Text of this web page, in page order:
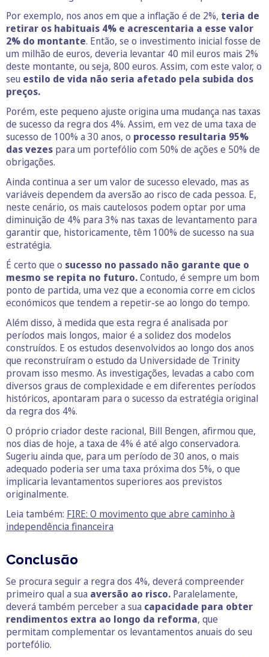
Por exemplo, nos anos em que a inflação é de 2%, teria de
retirar os habituais 4% e acrescentaria a esse valor
2% do montante. Então, se o investimento inicial fosse de
um milhão de euros, deveria levantar 40 mil euros mais 2%
deste montante, ou seja, 800 euros. Assim, com este valor, o
seu estilo de vida não seria afetado pela subida dos
preços.
Porém, este pequeno ajuste origina uma mudança nas taxas
de sucesso da regra dos 4%. Assim, em vez de uma taxa de
sucesso de 100% a 30 anos, o processo resultaria 95%
das vezes para um portefólio com 50% de ações e 50% de
obrigações.
Ainda continua a ser um valor de sucesso elevado, mas as
variáveis dependem da aversão ao risco de cada pessoa. E,
neste cenário, os mais cautelosos podem optar por uma
diminuição de 4% para 3% nas taxas de levantamento para
garantir que, historicamente, têm 100% de sucesso na sua
estratégia.
É certo que o sucesso no passado não garante que o
mesmo se repita no futuro.Contudo, é sempre um bom
ponto de partida, uma vez que a economia corre em ciclos
económicos que tendem a repetir-se ao longo do tempo.
Além disso, à medida que esta regra é analisada por
períodos mais longos, maior é a solidez dos modelos
construídos. E os estudos desenvolvidos ao longo dos anos
que reconstruíram o estudo da Universidade de Trinity
provam isso mesmo. As investigações, levadas a cabo com
diversos graus de complexidade e em diferentes períodos
históricos, apontaram para o sucesso da estratégia original
da regra dos 4%.
O próprio criador deste racional, Bill Bengen, afirmou que,
nos dias de hoje, a taxa de 4% é até algo conservadora.
Sugeriu ainda que, para um período de 30 anos, o mais
adequado poderia ser uma taxa próxima dos 5%, o que
implicaria levantamentos superiores aos previstos
originalmente.
Leia também: FIRE: O movimento que abre caminho à
independência financeira
Conclusão
Se procura seguir a regra dos 4%, deverá compreender
primeiro qual a sua aversão ao risco. Paralelamente,
deverá também perceber a sua capacidade para obter
rendimentos extra ao longo da reforma, que
permitam complementar os levantamentos anuais do seu
portefólio.